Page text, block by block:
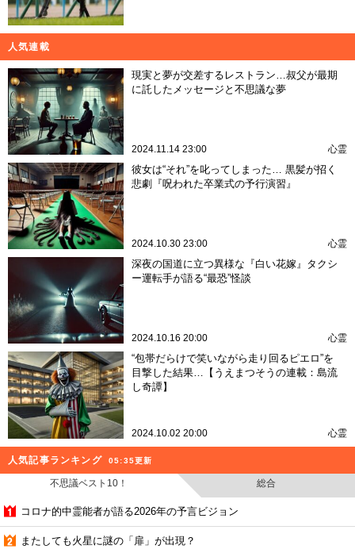
人気連載
現実と夢が交差するレストラン…叔父が最期
に託したメッセージと不思議な夢
2024.11.14 23:00 心霊
彼女は“それ”を叱ってしまった… 黒髪が招く
悲劇『呪われた卒業式の予行演習』
2024.10.30 23:00 心霊
深夜の国道に立つ異様な『白い花嫁』タクシ
ー運転手が語る“最恐”怪談
2024.10.16 20:00 心霊
“包帯だらけで笑いながら走り回るピエロ”を
目撃した結果…【うえまつそうの連載：島流
し奇譚】
2024.10.02 20:00 心霊
人気記事ランキング 05:35更新
不思議ベスト10！ 総合
コロナ的中霊能者が語る2026年の予言ビジョン
またしても火星に謎の「扉」が出現？